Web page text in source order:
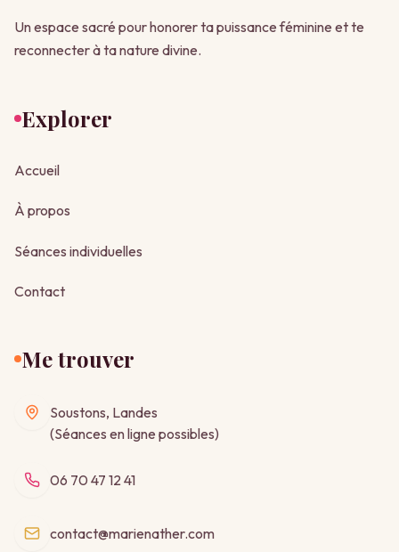
Un espace sacré pour honorer ta puissance féminine et te
reconnecter à ta nature divine.
Explorer
Accueil
À propos
Séances individuelles
Contact
Me trouver
Soustons, Landes
(Séances en ligne possibles)
06 70 47 12 41
contact@marienather.com